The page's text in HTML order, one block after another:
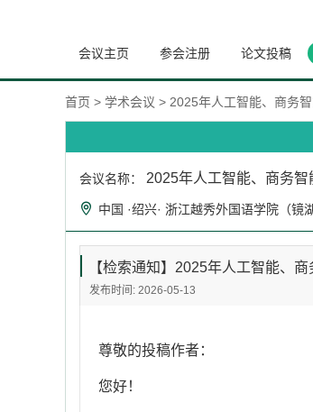
会议主页 参会注册 论文投稿
首页 > 学术会议 > 2025年人工智能、商务
会议名称： 2025年人工智能、商务智
中国 ·绍兴· 浙江越秀外国语学院（镜
【检索通知】2025年人工智能、
发布时间: 2026-05-13
尊敬的投稿作者：
您好！